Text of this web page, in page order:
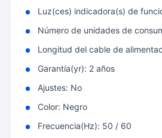
Luz(ces) indicadora(s) de
Número de unidades de
Longitud del cable de
Garantía(yr): 2 años
Ajustes: No
Color: Negro
Frecuencia(Hz): 50 / 60